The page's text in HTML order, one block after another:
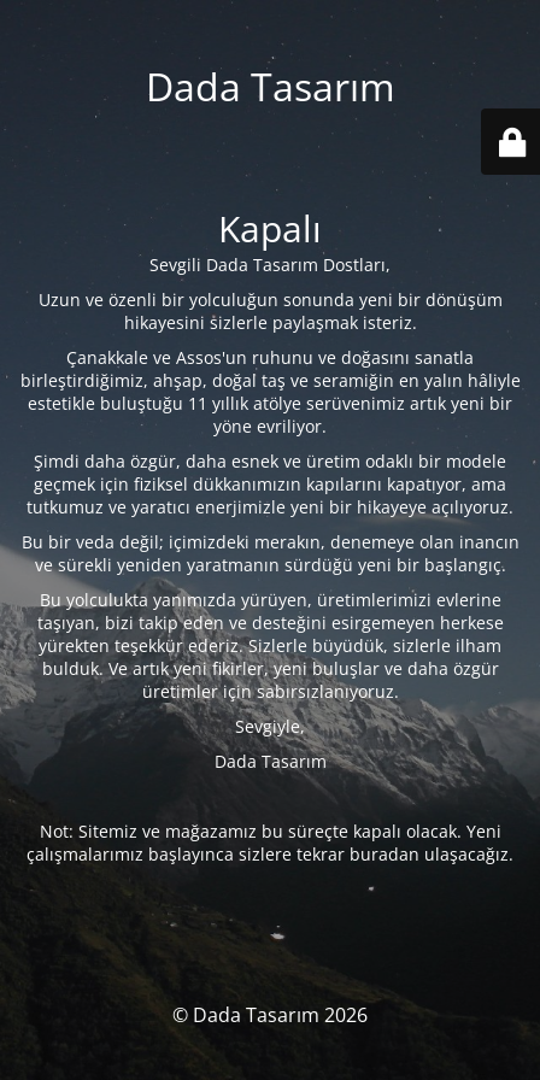
Dada Tasarım
Kapalı
Sevgili Dada Tasarım Dostları,
Uzun ve özenli bir yolculuğun sonunda yeni bir dönüşüm
hikayesini sizlerle paylaşmak isteriz.
Çanakkale ve Assos'un ruhunu ve doğasını sanatla
birleştirdiğimiz, ahşap, doğal taş ve seramiğin en yalın hâliyle
estetikle buluştuğu 11 yıllık atölye serüvenimiz artık yeni bir
yöne evriliyor.
Şimdi daha özgür, daha esnek ve üretim odaklı bir modele
geçmek için fiziksel dükkanımızın kapılarını kapatıyor, ama
tutkumuz ve yaratıcı enerjimizle yeni bir hikayeye açılıyoruz.
Bu bir veda değil; içimizdeki merakın, denemeye olan inancın
ve sürekli yeniden yaratmanın sürdüğü yeni bir başlangıç.
Bu yolculukta yanımızda yürüyen, üretimlerimizi evlerine
taşıyan, bizi takip eden ve desteğini esirgemeyen herkese
yürekten teşekkür ederiz. Sizlerle büyüdük, sizlerle ilham
bulduk. Ve artık yeni fikirler, yeni buluşlar ve daha özgür
üretimler için sabırsızlanıyoruz.
Sevgiyle,
Dada Tasarım
Not: Sitemiz ve mağazamız bu süreçte kapalı olacak. Yeni
çalışmalarımız başlayınca sizlere tekrar buradan ulaşacağız.
© Dada Tasarım 2026